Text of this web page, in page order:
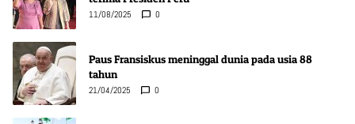
11/08/2025 0
Paus Fransiskus meninggal dunia pada usia 88
tahun
21/04/2025 0